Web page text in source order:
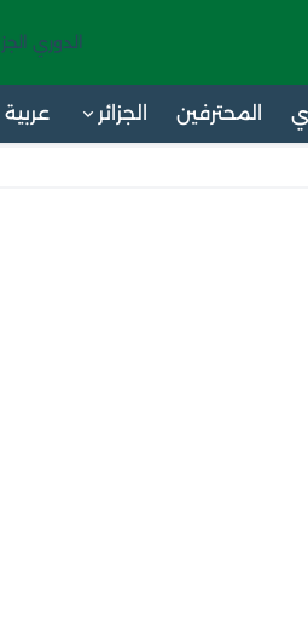
الدوري
المحترفين الجزائر عربية